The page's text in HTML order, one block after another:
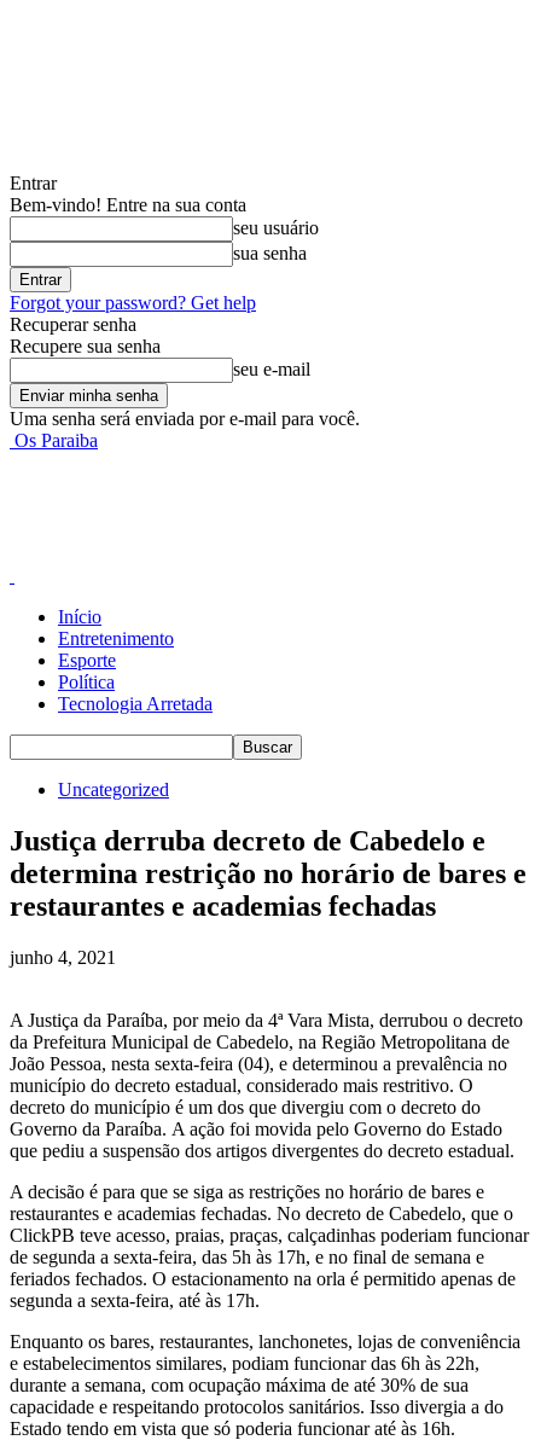
Entrar
Bem-vindo! Entre na sua conta
seu usuário
sua senha
Forgot your password? Get help
Recuperar senha
Recupere sua senha
seu e-mail
Uma senha será enviada por e-mail para você.
Os Paraiba
Início
Entretenimento
Esporte
Política
Tecnologia Arretada
Uncategorized
Justiça derruba decreto de Cabedelo e
determina restrição no horário de bares e
restaurantes e academias fechadas
junho 4, 2021
A Justiça da Paraíba, por meio da 4ª Vara Mista, derrubou o decreto
da Prefeitura Municipal de Cabedelo, na Região Metropolitana de
João Pessoa, nesta sexta-feira (04), e determinou a prevalência no
município do decreto estadual, considerado mais restritivo. O
decreto do município é um dos que divergiu com o decreto do
Governo da Paraíba. A ação foi movida pelo Governo do Estado
que pediu a suspensão dos artigos divergentes do decreto estadual.
A decisão é para que se siga as restrições no horário de bares e
restaurantes e academias fechadas. No decreto de Cabedelo, que o
ClickPB teve acesso, praias, praças, calçadinhas poderiam funcionar
de segunda a sexta-feira, das 5h às 17h, e no final de semana e
feriados fechados. O estacionamento na orla é permitido apenas de
segunda a sexta-feira, até às 17h.
Enquanto os bares, restaurantes, lanchonetes, lojas de conveniência
e estabelecimentos similares, podiam funcionar das 6h às 22h,
durante a semana, com ocupação máxima de até 30% de sua
capacidade e respeitando protocolos sanitários. Isso divergia a do
Estado tendo em vista que só poderia funcionar até às 16h.